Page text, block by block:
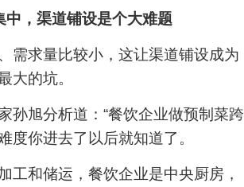
中，渠道铺设是个大难题
求量比较小，这让渠道铺设成为
大的坑。
旭分析道：“餐饮企业做预制菜跨
度你进去了以后就知道了。
和储运，餐饮企业是中央厨房，